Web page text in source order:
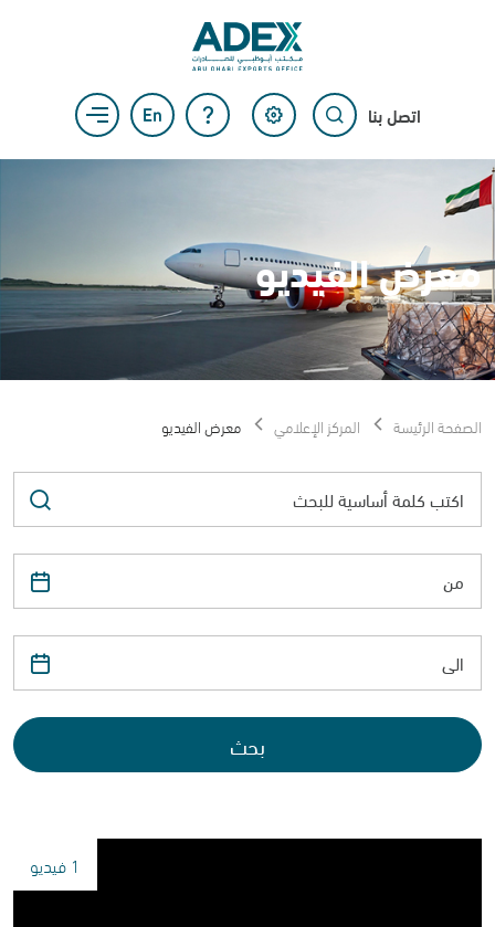
اتصل بنا
معرض الفيديو
الصفحة الرئيسة المركز الإعلامي معرض الفيديو
بحث
1 فيديو